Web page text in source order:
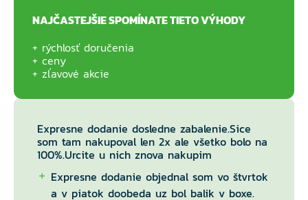
NAJČASTEJŠIE SPOMÍNATE TIETO VÝHODY
rýchlosť doručenia
ceny
zľavové akcie
Expresne dodanie dosledne zabalenie.Sice
som tam nakupoval len 2x ale všetko bolo na
100%.Urcite u nich znova nakupim
Expresne dodanie objednal som vo štvrtok
a v piatok doobeda uz bol balik v boxe.